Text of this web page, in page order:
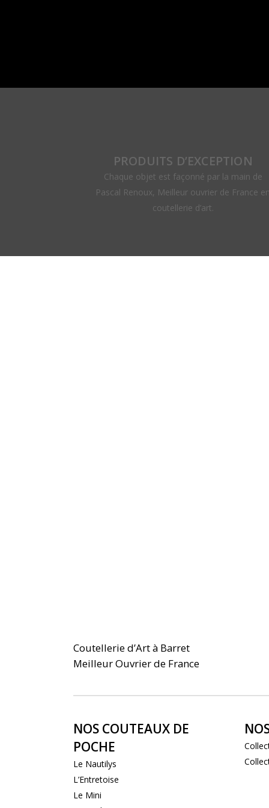
PRODUITS D’EXCEPTION
Chaque objet est façonné par la main de
Pascal Renoux, Meilleur ouvrier de France
coutellerie d’art.
Coutellerie d’Art à Barret
Meilleur Ouvrier de France
NOS COUTEAUX DE
POCHE
Le Nautilys
L’Entretoise
Le Mini